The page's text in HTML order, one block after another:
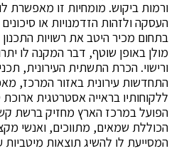
ורמות ביקוש. מומחיות זו מאפשרת
העסקה ולזהות הזדמנויות או
בתחום מכיר היטב את רשויות התכנון
מולן באופן שוטף, דבר המקנה לו
ורישוי. הכרת התשתית העירונית,
התחדשות עירונית באזור המרכז,
ללקוחותיו בראייה אסטרטגית ארוכת
הפועל במרכז הארץ מחזיק ברשת
הכוללת שמאים, מתווכים, ואנשי
המסייעת לו להשיג תוצאות מיטביות